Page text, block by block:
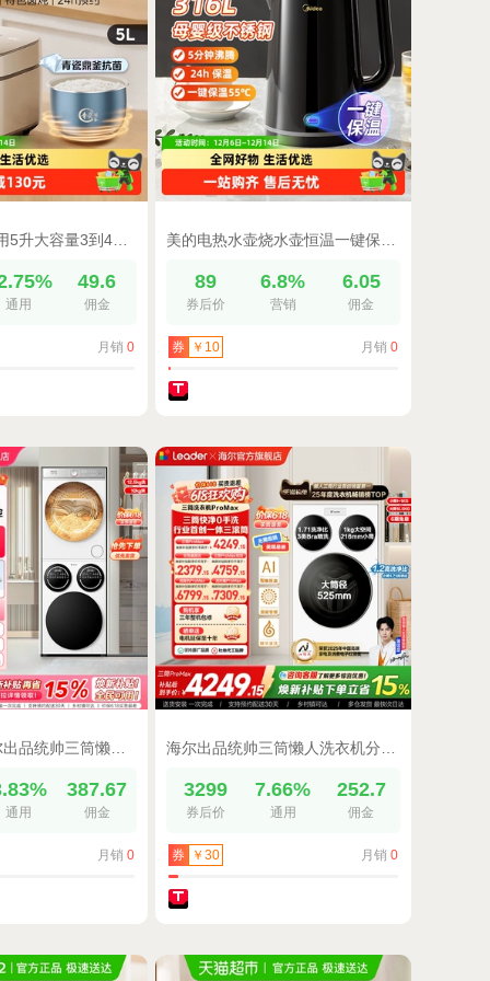
美的电饭煲家用5升大容量3到4人多功能智能不粘煮饭锅青瓷电饭锅
通用
49.6
佣金
月销 0
89
券后价
6.8%
营销
6.05
佣金
券 ￥10 月销 0
[重磅新品]海尔出品统帅三筒懒人洗衣机干衣机套装12.5kg全自动
通用
387.67
佣金
月销 0
3299
券后价
7.66%
通用
252.7
佣金
券 ￥30 月销 0